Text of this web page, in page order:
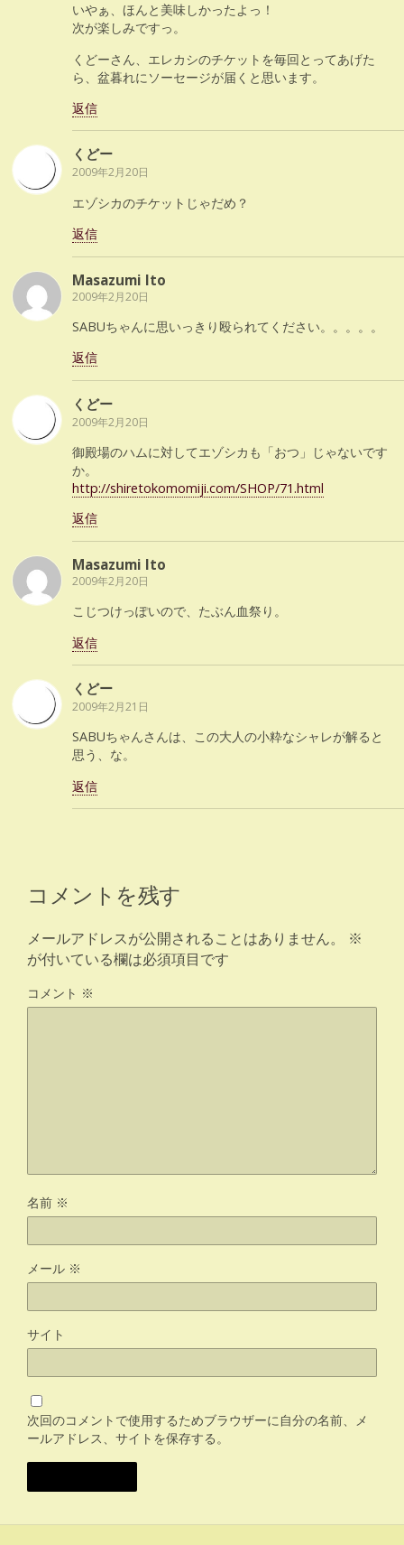
いやぁ、ほんと美味しかったよっ！
次が楽しみですっ。
くどーさん、エレカシのチケットを毎回とってあげた
ら、盆暮れにソーセージが届くと思います。
返信
くどー
2009年2月20日
エゾシカのチケットじゃだめ？
返信
Masazumi Ito
2009年2月20日
SABUちゃんに思いっきり殴られてください。。。。。
返信
くどー
2009年2月20日
御殿場のハムに対してエゾシカも「おつ」じゃないです
か。
http://shiretokomomiji.com/SHOP/71.html
返信
Masazumi Ito
2009年2月20日
こじつけっぽいので、たぶん血祭り。
返信
くどー
2009年2月21日
SABUちゃんさんは、この大人の小粋なシャレが解ると
思う、な。
返信
コメントを残す
メールアドレスが公開されることはありません。
※
が付いている欄は必須項目です
コメント ※
名前 ※
メール ※
サイト
次回のコメントで使用するためブラウザーに自分の名前、メ
ールアドレス、サイトを保存する。